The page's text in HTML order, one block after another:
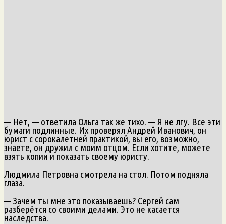
— Нет, — ответила Ольга так же тихо. — Я не лгу. Все эти
бумаги подлинные. Их проверял Андрей Иванович, он
юрист с сорокалетней практикой, вы его, возможно,
знаете, он дружил с моим отцом. Если хотите, можете
взять копии и показать своему юристу.
Людмила Петровна смотрела на стол. Потом подняла
глаза.
— Зачем ты мне это показываешь? Сергей сам
разберётся со своими делами. Это не касается
наследства.